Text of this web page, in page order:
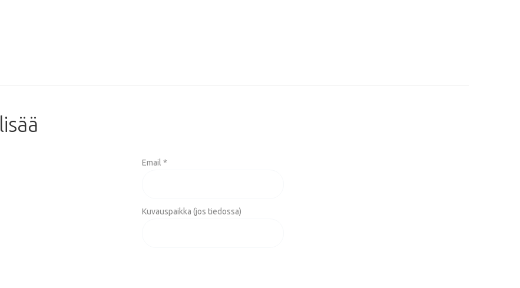
lisää
Email *
Kuvauspaikka (jos tiedossa)